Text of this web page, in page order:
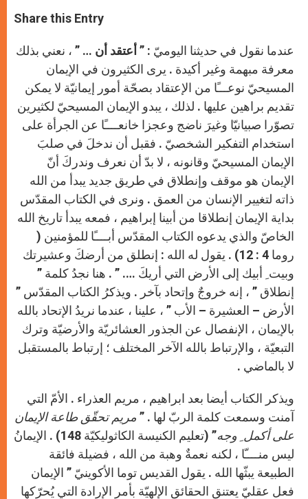
t
s
p
s
e
g
e
r
e
b
k
r
Share this Entry
عندما نقول في حديثنا اليوميّ : ” أعتقد أن … ” ، نعني بذلك
معرفة مبهمة وغير أكيدة . يرى الكثيرون في الإيمان
المسيحيّ نوعـــًا من الإعتقاد بصحّة أمور إيمانيّة لا يمكن
تقديم براهين عليها . لذلك ، يبدو الإيمان المسيحيّ لكثيرين
تصوّرا صبيانيّا وغيرَ ناضج وعجزا خانعــــًا عن الجرأة على
استخدام التفكير الشخصيّ . فقبل أن ندخلَ في صلبَ
الإيمان المسيحيّ وقانونه ، لا بدّ أن نعرف وندركَ أنّ
الإيمان هو موقف وإنطلاق في طريق جديد يبدأ من الله
ذاته لتغيير الإنسان من العمق . ونرى في الكتاب المقدّس
بداية الإيمان إنطلاقا من أبينا إبراهيم ، فمعه يبدأ تاريخ الله
الخاصّ والذي يدعوه الكتاب المقدّس أبــــًا للمؤمنين (
روما 4 : 12) . يقول له الله : إنطلق من أرضكَ وعشيرتك
وبيت ِ أبيك إلى الأرض التي أريكَ …. ” . هنا نجدُ كلمة ”
إنطلاق ” ، إنه خروجٌ وإتحاد بآخر . ويذكرُ الكتاب المقدّس ”
الأرض – العشيرة – الأب ” ، علينا ، عندما نريدُ الإتحاد بالله
بالإيمان ، الإنفصال عن الجذور العشائريّة والأرضيّة وترك
التبعيّة ، والإرتباط بالله الآخر المختلف ؛ إرتباط بالمستقبل
لا بالماضي .
ويذكر الكتاب أيضا بعد ابراهيم ، مريم العذراء . الأمّ التي
آمنت وسمعت كلمة الربّ لها . ” مريم تحقّق طاعة الإيمان
على أكمل ِ وجه
” (تعليم الكنيسة الكاثوليكيّة 148) . الإيمانُ
ليس منــــّا ، لكنه نعمةٌ وهبة من الله ، فضيلة فائقة
الطبيعة يبثّها الله . يقول القديس توما الأكوينيّ ” الإيمان
فعل عقليّ يعتنق الحقائق الإلهيّة بأمر الإرادة التي يُحرّكها